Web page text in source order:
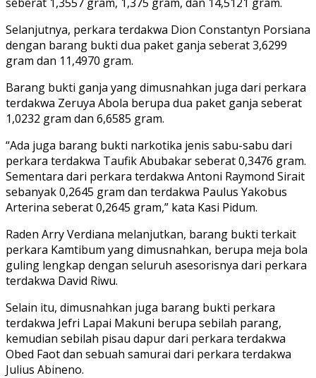
Selanjutnya, perkara terdakwa Dion Constantyn Porsiana
dengan barang bukti dua paket ganja seberat 3,6299
gram dan 11,4970 gram.
Barang bukti ganja yang dimusnahkan juga dari perkara
terdakwa Zeruya Abola berupa dua paket ganja seberat
1,0232 gram dan 6,6585 gram.
“Ada juga barang bukti narkotika jenis sabu-sabu dari
perkara terdakwa Taufik Abubakar seberat 0,3476 gram.
Sementara dari perkara terdakwa Antoni Raymond Sirait
sebanyak 0,2645 gram dan terdakwa Paulus Yakobus
Arterina seberat 0,2645 gram,” kata Kasi Pidum.
Raden Arry Verdiana melanjutkan, barang bukti terkait
perkara Kamtibum yang dimusnahkan, berupa meja bola
guling lengkap dengan seluruh asesorisnya dari perkara
terdakwa David Riwu.
Selain itu, dimusnahkan juga barang bukti perkara
terdakwa Jefri Lapai Makuni berupa sebilah parang,
kemudian sebilah pisau dapur dari perkara terdakwa
Obed Faot dan sebuah samurai dari perkara terdakwa
Julius Abineno.